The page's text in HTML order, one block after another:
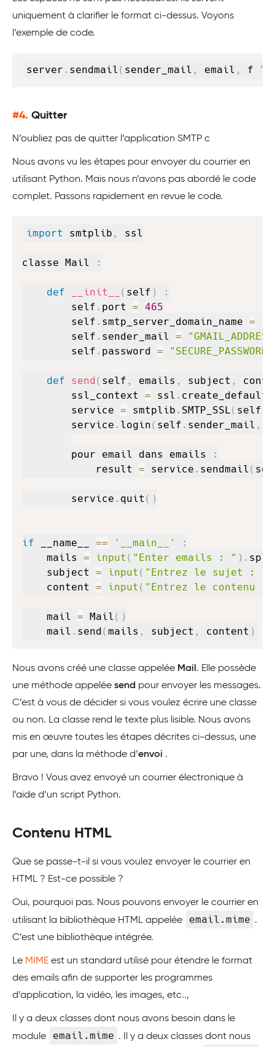
uniquement à clarifier le format ci-dessus. Voyons
l’exemple de code.
server . sendmail( sender_mail , email , f
#4. Quitter
N’oubliez pas de quitter l’application SMTP c
Nous avons vu les étapes pour envoyer du courrier en
utilisant Python. Mais nous n’avons pas abordé le code
complet. Passons rapidement en revue le code.
import smtplib , ssl
classe Mail :
def __init__ ( self )
:
        self
. port = 465
        self
. smtp_server_domain_name =
        self
. sender_mail =
        self
. password = "SECURE_PASSWORD"
def send( self , emails , subject ,
        ssl_context
= ssl .
        service
= smtplib . SMTP_SSL( self
        service
. login( self . sender_mail ,
        pour email dans emails
:
            result
= service . sendmail(
        service
. quit ( )
if __name__ == '__main__'
:
    mails
= input ( "Enter emails : " ) .
    subject
= input ( "Entrez le sujet : "
    content
= input ( "Entrez le contenu :
    mail
= Mail( )
    mail
. send( mails , subject , content )
Nous avons créé une classe appelée Mail . Elle possède
une méthode appelée send pour envoyer les messages.
C’est à vous de décider si vous voulez écrire une classe
ou non. La classe rend le texte plus lisible. Nous avons
mis en œuvre toutes les étapes décrites ci-dessus, une
par une, dans la méthode d’envoi .
Bravo ! Vous avez envoyé un courrier électronique à
l’aide d’un script Python.
Contenu HTML
Que se passe-t-il si vous voulez envoyer le courrier en
HTML ? Est-ce possible ?
Oui, pourquoi pas. Nous pouvons envoyer le courrier en
utilisant la bibliothèque HTML appelée
email.mime .
C’est une bibliothèque intégrée.
Le MIME est un standard utilisé pour étendre le format
des emails afin de supporter les programmes
d’application, la vidéo, les images, etc..,
Il y a deux classes dont nous avons besoin dans le
module
email.mime . Il y a deux classes dont nous